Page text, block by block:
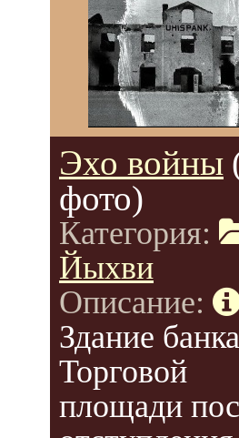
Эхо войны
фото)
Категория:
Йыхви
Описание:
Здание
Торговой
площади